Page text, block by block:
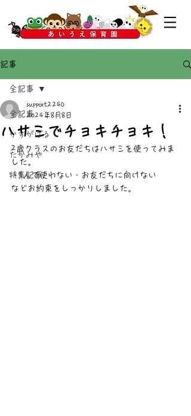
記事
全記事
かすがばる
たかみや
特集記事
全記事
ハサミでチョキチョキ！
support2240
2024年8月8日
2歳クラスのお友だちはハサミを使ってみま
した。
・1人で使わない・お友だちに向けない
などお約束をしっかりしました。